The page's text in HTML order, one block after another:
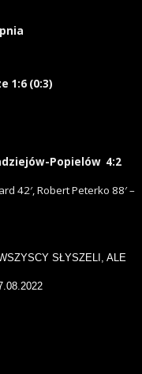
1:6 (0:3)
Popielów 4:2
42′, Robert Peterko 88′ –
SŁYSZELI, ALE